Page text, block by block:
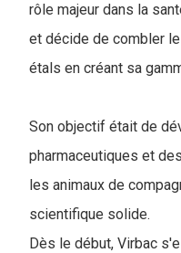
rôle majeur dans la
et décide de combler
étals en créant sa
Son objectif était de
pharmaceutiques et
les animaux de
scientifique solide.
Dès le début, Virbac